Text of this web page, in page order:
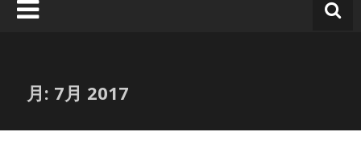
月: 7月 2017